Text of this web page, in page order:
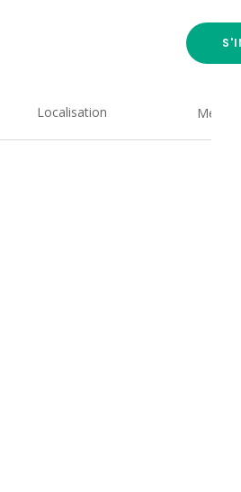
Localisation Medias